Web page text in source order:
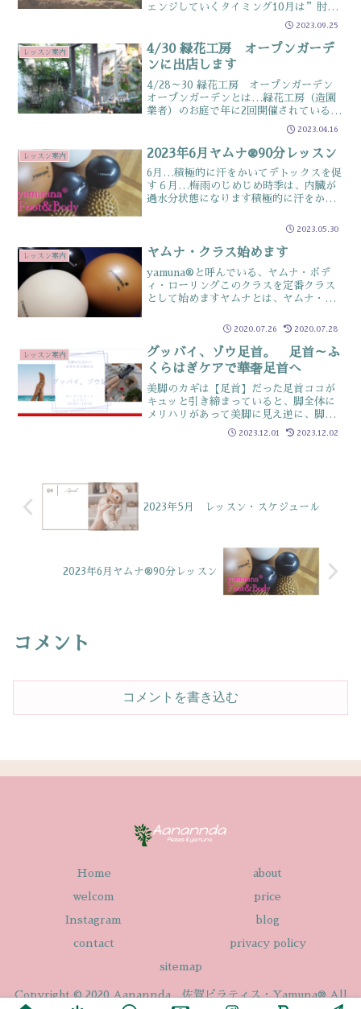
ェンジしていくタイミング10月は”肘・
膝を温めておく時季”日中は思い出した
ように暑くなったり、涼しかったり朝晩
の涼しいときに、身体が意外と冷えたり
しますまずは温めて体...
2023.09.25
レッスン案内
4/30 緑花工房 オープンガーデ
ンに出店します
4/28～30 緑花工房 オープンガーデン
オープンガーデンとは…緑花工房（造園
業者）のお庭で年に2回開催されているマ
ルシェ今回出店させていただく事となり
ました緑花工房HP 2023春のオープン
ガーデンについて / 出店者情報4月30日
出店し...
2023.04.16
レッスン案内 2023年6月ヤムナ®90分レッスン
6月…積極的に汗をかいてデトックスを促
す６月…梅雨のじめじめ時季は、内臓が
過水分状態になります積極的に汗をかい
人にオススメu ☑食欲が落ちている人
むくみがある＆むくみ...
2023.05.30
レッスン案内 ヤムナ・クラス始めます
yamuna®と呼んでいる、ヤムナ・ボデ
ィ・ローリングこのクラスを定番クラス
として始めますヤムナとは、ヤムナ・ゼ
ューヨーク生まれの究極のストレッチ大
を使用し日常の中で凝...
2020.07.26 2020.07.28
レッスン案内
グッバイ、ゾウ足首。 足首～ふ
くらはぎケアで華奢足首へ
美脚のカギは【足首】だった足首ココが
キュッと引き締まっていると、脚全体に
メリハリがあって美脚に見え逆に、脚が
いくら細くても、足首が引き締まってい
ないとメリハリのない残念な脚に見え
2023.12.01 2023.12.02
2023年5月 レッスン・スケジュール
2023年6月ヤムナ®90分レッスン
コメント
コメントを書き込む
Home about
welcom price
Instagram blog
contact privacy policy
sitemap
Copyright © 2020 Aanannda 佐賀ピラティス・Yamuna® All